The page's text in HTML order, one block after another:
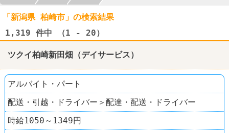
「新潟県 柏崎市」の検索結果
1,319 件中 （1 - 20）
ツクイ柏崎新田畑（デイサービス）
アルバイト・パート
配送・引越・ドライバー＞配達・配送・ドライバー
時給1050～1349円